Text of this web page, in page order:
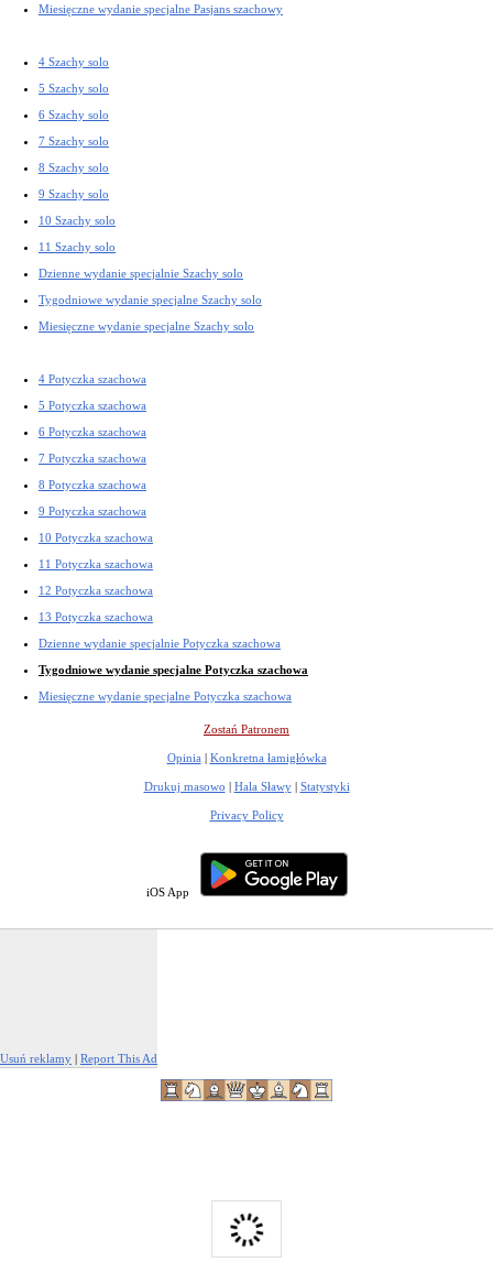
Miesięczne wydanie specjalne Pasjans szachowy
4 Szachy solo
5 Szachy solo
6 Szachy solo
7 Szachy solo
8 Szachy solo
9 Szachy solo
10 Szachy solo
11 Szachy solo
Dzienne wydanie specjalnie Szachy solo
Tygodniowe wydanie specjalne Szachy solo
Miesięczne wydanie specjalne Szachy solo
4 Potyczka szachowa
5 Potyczka szachowa
6 Potyczka szachowa
7 Potyczka szachowa
8 Potyczka szachowa
9 Potyczka szachowa
10 Potyczka szachowa
11 Potyczka szachowa
12 Potyczka szachowa
13 Potyczka szachowa
Dzienne wydanie specjalnie Potyczka szachowa
Tygodniowe wydanie specjalne Potyczka szachowa
Miesięczne wydanie specjalne Potyczka szachowa
Zostań Patronem
Opinia | Konkretna łamigłówka
Drukuj masowo | Hala Sławy| Statystyki
Privacy Policy
iOS App
Usuń reklamy | Report This Ad